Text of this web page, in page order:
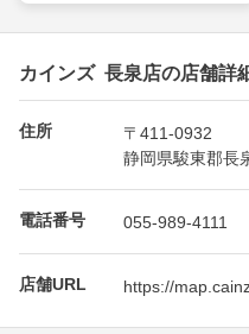
カインズ 長泉店の店舗詳
住所
〒411-0932
静岡県駿東郡長
電話番号 055-989-4111
店舗URL https://